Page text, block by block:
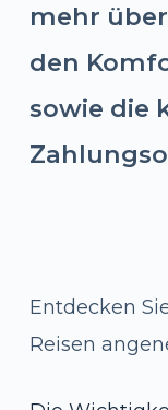
mehr
den
sowie die
Entdecken
Reisen